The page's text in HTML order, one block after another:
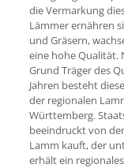
die Vermarkung
Lämmer ernähren
und Gräsern,
eine hohe Qualität.
Grund Träger des
Jahren besteht
der regionalen
Württemberg.
beeindruckt von
Lamm kauft, der
erhält ein